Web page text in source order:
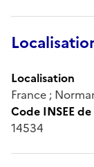
Localisation
France ;
Code INSEE
14534